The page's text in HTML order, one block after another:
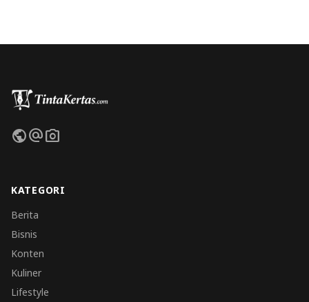
publicalternate_emailphoto_camera
KATEGORI
Berita
Bisnis
Konten
Kuliner
Lifestyle